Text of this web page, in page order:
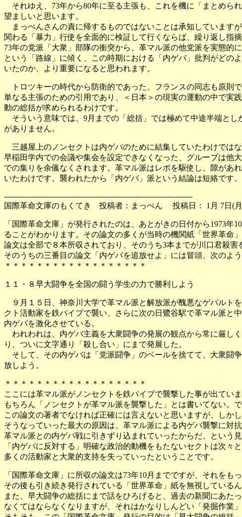
それゆえ、73年から80年に至る主張も、これを機に「まとめら
望ましいと思います。
まっぺんさんの責に帰するものではないことは承知しています
関わる「暴力」行使を全面的に検証して行くならば、繰り返し指
73年の党派「大衆」部隊の衝突から、革マル派の他党派を実態的
という「路線」に傾く、この時期における「内ゲバ」批判がどの
いたのか、より重要になると思われます。
トロツキーの時代から防衛的であった、フランスの同志も原則
単なる主張のための引用であり、＜日本＞の現実の運動の中で実
動の総括が求められるわけです。
そういう意味では、9月までの「総括」では極めて中途半端とし
がありません。
三越屋上のノンセクトは内ゲバのために結集していたわけでは
早稲田学内での会議や集会を設定できなくなった、グループは他
での集りを余儀なくされます。革マル派はレポを駆使し、隙があ
いたわけです。襲われたから「内ゲバ」派という結論は短絡です。
----------------------------------------------------------------------------
国際革命文庫のもくてき 投稿者：まっぺん 投稿日： 1月 7日(月
「国際革命文庫」が発行されたのは、あとがきの日付から1973年
ることがわかります。その論文の多くが当時の機関紙「世界革命」
論文は全部で８本所収されており、そのうち3本までが川口君殺害
そのうちの三番目の論文「内ゲバを追放せよ」には冒頭、次のよう
＊＊＊＊＊＊＊＊＊＊＊＊＊＊＊＊＊＊
１１・８早大闘争を全国の闘う学生の力で勝利しよう
９月１５日、神奈川大学で革マル派と解放派が醜悪なゲバルト
クト活動家を鉄パイプで襲い、さらに次の日鷺谷駅で革マル派と
内ゲバを激化させている。
われわれは、内ゲバ主義を大衆闘争の発展の観点から常に厳し
り、ついに文字通り「殺し合い」にまで発展した。
そして、その内ゲバは「党派闘争」のベールを捨てて、大衆闘
放しよう。
＊＊＊＊＊＊＊＊＊＊＊＊＊＊＊＊＊＊
ここには革マル派がノンセクトを鉄パイプで襲撃した事が出ていま
もちろん「ノンセクトが革マル派を襲撃した」とは書いてない。
この論文の著者でなければ正確には言えないと思いますが、しか
そうなっていった最大の原因は、革マル派による内ゲバ襲撃に対
革マル派との内ゲバ戦に引きずり込まれていったからだ、という
「内ゲバに反対する」明確な政治的動機をもたないセクトは次々
多くの活動家と大衆的支持を失っていったということです。
「国際革命文庫」に所収の論文は73年10月までですが、それをも
その後も引き続き発行されている「世界革命」紙を無視しているん
また、早大闘争の総括にまで話をひろげると、過去の新聞にあた
なくてはならなくなりますが、それはかなりしんどい「発掘作業」